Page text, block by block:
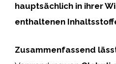
hauptsächlich in ihrer
enthaltenen
Zusammenfassend